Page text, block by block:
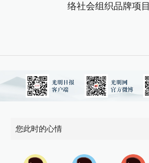
络社会组织品牌项目
您此时的心情